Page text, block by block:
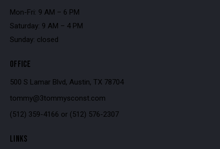
Mon-Fri: 9 AM – 6 PM
Saturday: 9 AM – 4 PM
Sunday: closed
OFFICE
500 S Lamar Blvd, Austin, TX 78704
tommy@3tommysconst.com
(512) 359-4166 or (512) 576-2307
LINKS